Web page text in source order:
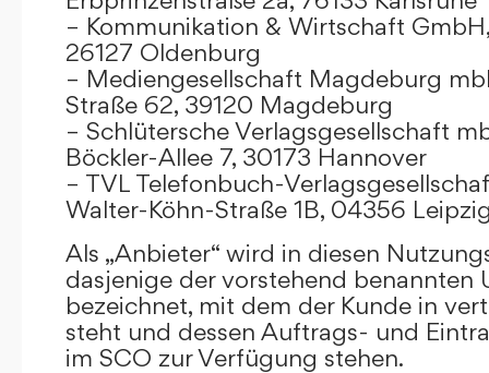
– Kommunikation & Wirtschaft
26127 Oldenburg
– Mediengesellschaft Magdeburg
Straße 62, 39120 Magdeburg
– Schlütersche Verlagsgesellschaft
Böckler-Allee 7, 30173 Hannover
– TVL Telefonbuch-
Walter-Köhn-Straße 1B, 04356
Als „Anbieter“ wird in diesen
dasjenige der vorstehend benannten
bezeichnet, mit dem der Kunde in
steht und dessen Auftrags- und
im SCO zur Verfügung stehen.